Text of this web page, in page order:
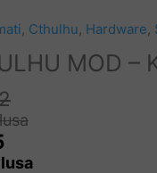
, Cthulhu, Hardware,
MOD –